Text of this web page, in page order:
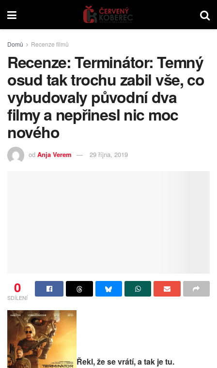
Domů Recenze filmů
Recenze: Terminátor: Temný
osud tak trochu zabil vše, co
vybudovaly původní dva
filmy a nepřinesl nic moc
nového
od Anja Verem 29 října, 2019
0
SDÍLENÍ
Řekl, že se vrátí, a tak je tu.